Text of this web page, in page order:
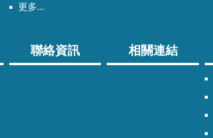
更多...
聯絡資訊 相關連結